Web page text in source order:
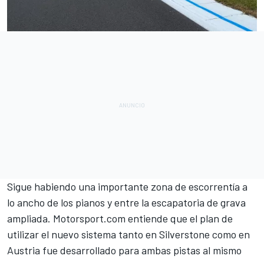
Sigue habiendo una importante zona de escorrentía a
lo ancho de los pianos y entre la escapatoria de grava
ampliada. Motorsport.com entiende que el plan de
utilizar el nuevo sistema tanto en Silverstone como en
Austria fue desarrollado para ambas pistas al mismo